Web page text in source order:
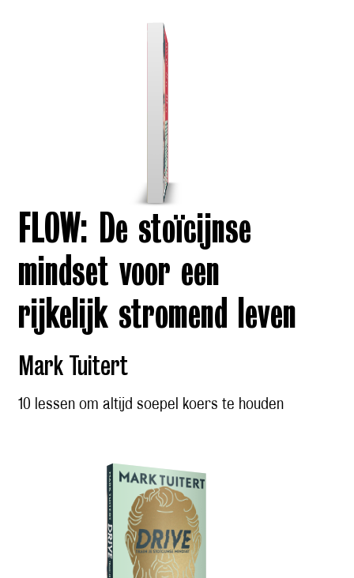
FLOW: De stoïcijnse
mindset voor een
rijkelijk stromend leven
Mark Tuitert
10 lessen om altijd soepel koers te houden